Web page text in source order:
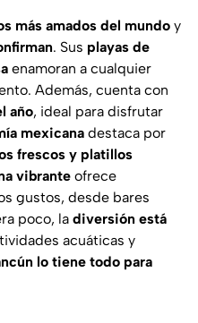
más amados del mundo y
. Sus playas de
enamoran a cualquier
Además, cuenta con
año, ideal para disfrutar
mexicana destaca por
frescos y platillos
vibrante ofrece
gustos, desde bares
poco, la diversión está
acuáticas y
lo tiene todo para